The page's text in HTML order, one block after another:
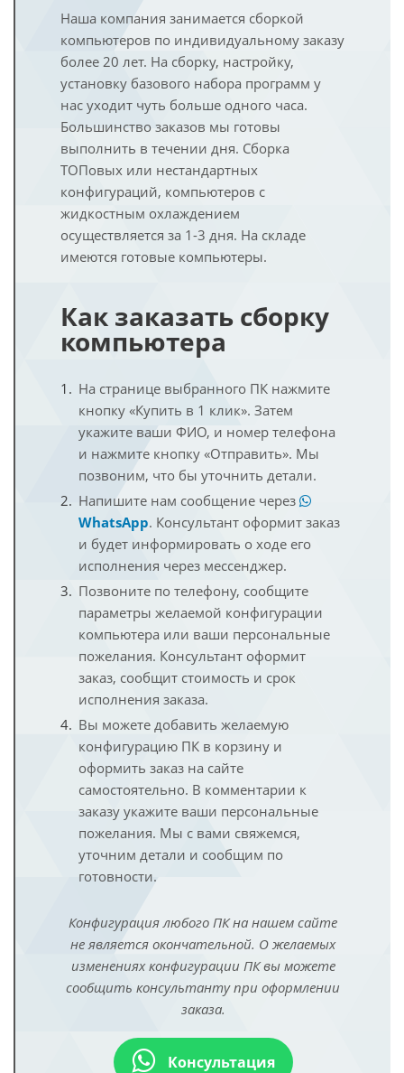
Наша компания занимается сборкой
компьютеров по индивидуальному заказу
более 20 лет. На сборку, настройку,
установку базового набора программ у
нас уходит чуть больше одного часа.
Большинство заказов мы готовы
выполнить в течении дня. Сборка
ТОПовых или нестандартных
конфигураций, компьютеров с
жидкостным охлаждением
осуществляется за 1-3 дня. На складе
имеются готовые компьютеры.
Как заказать сборку
компьютера
На странице выбранного ПК нажмите
кнопку «Купить в 1 клик». Затем
укажите ваши ФИО, и номер телефона
и нажмите кнопку «Отправить». Мы
позвоним, что бы уточнить детали.
Напишите нам сообщение через
WhatsApp. Консультант оформит заказ
и будет информировать о ходе его
исполнения через мессенджер.
Позвоните по телефону, сообщите
параметры желаемой конфигурации
компьютера или ваши персональные
пожелания. Консультант оформит
заказ, сообщит стоимость и срок
исполнения заказа.
Вы можете добавить желаемую
конфигурацию ПК в корзину и
оформить заказ на сайте
самостоятельно. В комментарии к
заказу укажите ваши персональные
пожелания. Мы с вами свяжемся,
уточним детали и сообщим по
готовности.
Конфигурация любого ПК на нашем сайте
не является окончательной. О желаемых
изменениях конфигурации ПК вы можете
сообщить консультанту при оформлении
заказа.
Консультация